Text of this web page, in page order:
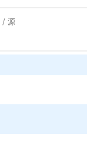
/ 源